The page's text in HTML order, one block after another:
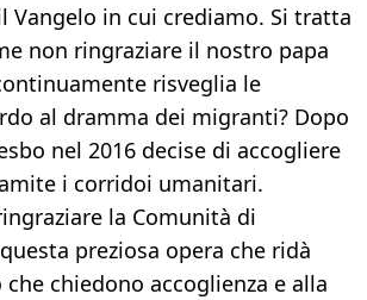
Vangelo in cui crediamo. Si tratta
non ringraziare il nostro papa
risveglia le
al dramma dei migranti? Dopo
nel 2016 decise di accogliere
i corridoi umanitari.
la Comunità di
preziosa opera che ridà
chiedono accoglienza e alla